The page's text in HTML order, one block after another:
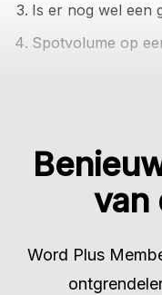
Is er nog wel een
Spotvolume op
van
Word Plus